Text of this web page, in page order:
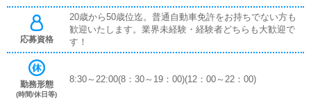
応募資格
20歳から50歳位迄。普通自動車免許をお持ちでない方も
歓迎いたします。業界未経験・経験者どちらも大歓迎で
す！
勤務形態
(時間/休日等)
8:30～22:00(8：30～19：00)(12：00～22：00)